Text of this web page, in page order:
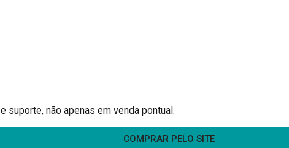
suporte, não apenas em venda pontual.
COMPRAR PELO SITE